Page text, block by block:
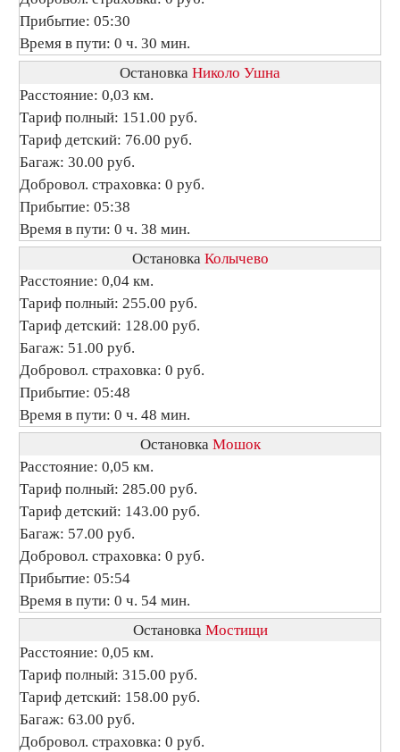
Прибытие: 05:30
Время в пути: 0 ч. 30 мин.
Остановка Николо Ушна
Расстояние: 0,03 км.
Тариф полный: 151.00 руб.
Тариф детский: 76.00 руб.
Багаж: 30.00 руб.
Добровол. страховка: 0 руб.
Прибытие: 05:38
Время в пути: 0 ч. 38 мин.
Остановка Колычево
Расстояние: 0,04 км.
Тариф полный: 255.00 руб.
Тариф детский: 128.00 руб.
Багаж: 51.00 руб.
Добровол. страховка: 0 руб.
Прибытие: 05:48
Время в пути: 0 ч. 48 мин.
Остановка Мошок
Расстояние: 0,05 км.
Тариф полный: 285.00 руб.
Тариф детский: 143.00 руб.
Багаж: 57.00 руб.
Добровол. страховка: 0 руб.
Прибытие: 05:54
Время в пути: 0 ч. 54 мин.
Остановка Мостищи
Расстояние: 0,05 км.
Тариф полный: 315.00 руб.
Тариф детский: 158.00 руб.
Багаж: 63.00 руб.
Добровол. страховка: 0 руб.